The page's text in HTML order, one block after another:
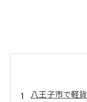
八王子市で軽